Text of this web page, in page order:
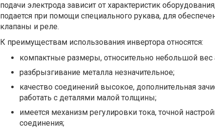
подачи электрода зависит от характеристик
подается при помощи специального рукава, для
клапаны и реле.
К преимуществам использования инвертора относятся:
компактные размеры, относительно небольшой вес
разбрызгивание металла незначительное;
качество соединений высокое, дополнительная
работать с деталями малой толщины;
имеется механизм регулировки тока, точной
соединения;